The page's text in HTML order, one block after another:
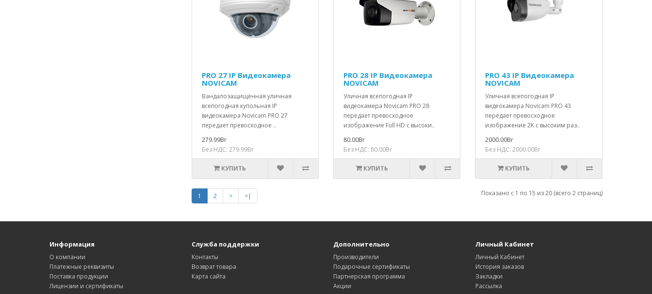
PRO 27 IP Видеокамера
NOVICAM
Вандалозащищённая уличная
всепогодная купольная IP
видеокамера Novicam PRO 27
передает превосходное ..
279.99Br
Без НДС: 279.99Br
КУПИТЬ
PRO 28 IP Видеокамера
NOVICAM
Уличная всепогодная IP
видеокамера Novicam PRO 28
передает превосходное
изображение Full HD с высоки..
80.00Br
Без НДС: 80.00Br
КУПИТЬ
PRO 43 IP Видеокамера
NOVICAM
Уличная всепогодная IP
видеокамера Novicam PRO 43
передает превосходное
изображение 2K с высоким раз..
2000.00Br
Без НДС: 2000.00Br
КУПИТЬ
1 2 > >| Показано с 1 по 15 из 20 (всего 2 страниц)
Информация
О компании
Платежные реквизиты
Поставка продукции
Лицензии и сертификаты
Служба поддержки
Контакты
Возврат товара
Карта сайта
Дополнительно
Производители
Подарочные сертификаты
Партнерская программа
Акции
Личный Кабинет
Личный Кабинет
История заказов
Закладки
Рассылка